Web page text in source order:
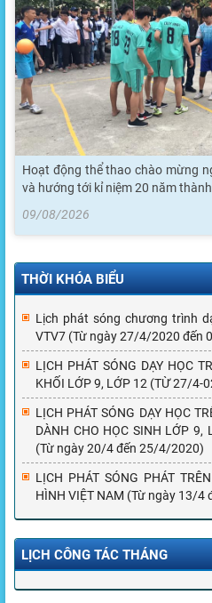
Hoạt động thể thao chào mừng
và hướng tới kỉ niệm 20 năm
09/08/2026
THỜI KHÓA BIỂU
Lịch phát sóng chương trình
VTV7 (Từ ngày 27/4/2020 đến
LỊCH PHÁT SÓNG DẠY HỌC
KHỐI LỚP 9, LỚP 12 (TỪ 27/4-
LỊCH PHÁT SÓNG DẠY HỌC
DÀNH CHO HỌC SINH LỚP
(Từ ngày 20/4 đến 25/4/2020)
LỊCH PHÁT SÓNG PHÁT
HÌNH VIỆT NAM (Từ ngày 13/
LỊCH CÔNG TÁC THÁNG